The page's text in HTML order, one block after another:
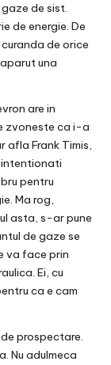
de sist.
de energie. De
de orice
una
are in
zvoneste ca i-a
afla Frank Timis,
pentru
Ma rog,
asta, s-ar pune
de gaze se
va face prin
Ei, cu
ca e cam
prospectare.
Nu adulmeca